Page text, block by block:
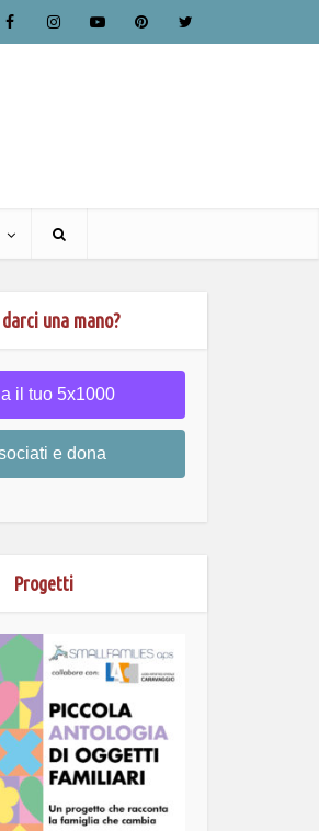
una mano?
il tuo 5x1000
e dona
Progetti